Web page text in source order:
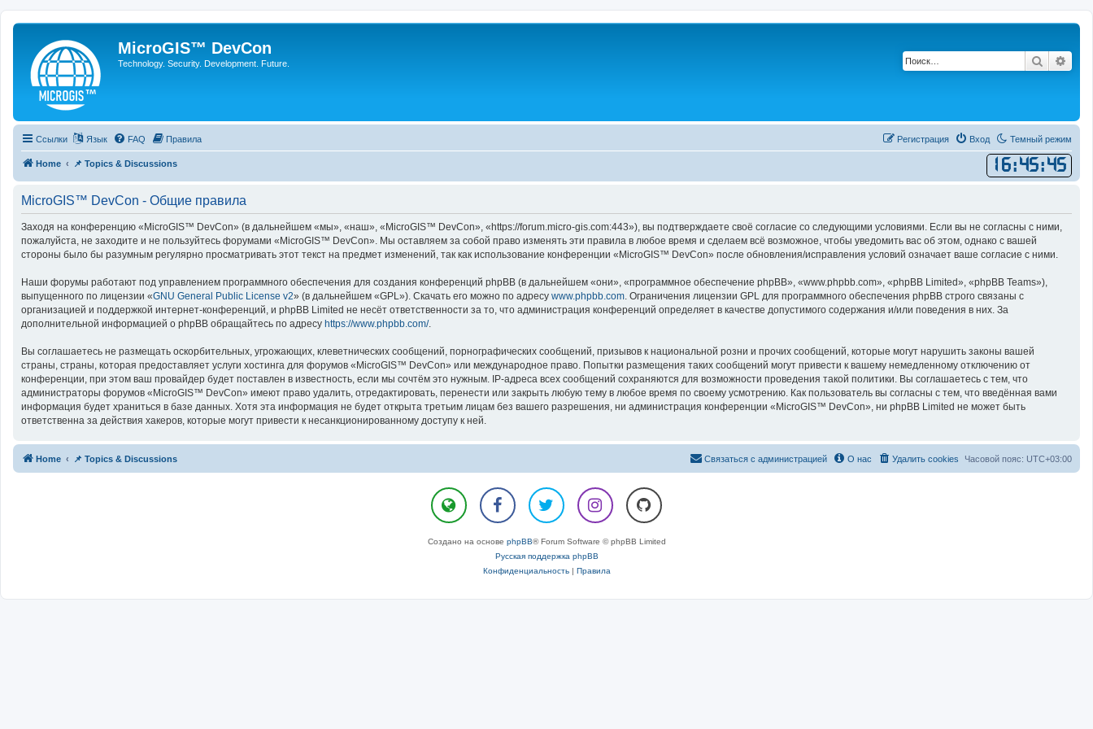
MicroGIS™ DevCon
Technology. Security. Development. Future. Поиск
Ссылки Темный режим
Язык FAQ Правила Вход
Регистрация
Home 📌 Topics & Discussions 16:45:45
MicroGIS™ DevCon - Общие правила
Заходя на конференцию «MicroGIS™ DevCon» (в дальнейшем «мы», «наш», «MicroGIS™ DevCon», «https://forum.micro-gis.com:443»), вы подтверждаете своё согласие со следующими условиями. Если вы не согласны с ними,
пожалуйста, не заходите и не пользуйтесь форумами «MicroGIS™ DevCon». Мы оставляем за собой право изменять эти правила в любое время и сделаем всё возможное, чтобы уведомить вас об этом, однако с вашей
стороны было бы разумным регулярно просматривать этот текст на предмет изменений, так как использование конференции «MicroGIS™ DevCon» после обновления/исправления условий означает ваше согласие с ними.
Наши форумы работают под управлением программного обеспечения для создания конференций phpBB (в дальнейшем «они», «программное обеспечение phpBB», «www.phpbb.com», «phpBB Limited», «phpBB Teams»),
выпущенного по лицензии «GNU General Public License v2» (в дальнейшем «GPL»). Скачать его можно по адресу www.phpbb.com. Ограничения лицензии GPL для программного обеспечения phpBB строго связаны с
организацией и поддержкой интернет-конференций, и phpBB Limited не несёт ответственности за то, что администрация конференций определяет в качестве допустимого содержания и/или поведения в них. За
дополнительной информацией о phpBB обращайтесь по адресу https://www.phpbb.com/.
Вы соглашаетесь не размещать оскорбительных, угрожающих, клеветнических сообщений, порнографических сообщений, призывов к национальной розни и прочих сообщений, которые могут нарушить законы вашей
страны, страны, которая предоставляет услуги хостинга для форумов «MicroGIS™ DevCon» или международное право. Попытки размещения таких сообщений могут привести к вашему немедленному отключению от
конференции, при этом ваш провайдер будет поставлен в известность, если мы сочтём это нужным. IP-адреса всех сообщений сохраняются для возможности проведения такой политики. Вы соглашаетесь с тем, что
администраторы форумов «MicroGIS™ DevCon» имеют право удалить, отредактировать, перенести или закрыть любую тему в любое время по своему усмотрению. Как пользователь вы согласны с тем, что введённая вами
информация будет храниться в базе данных. Хотя эта информация не будет открыта третьим лицам без вашего разрешения, ни администрация конференции «MicroGIS™ DevCon», ни phpBB Limited не может быть
ответственна за действия хакеров, которые могут привести к несанкционированному доступу к ней.
Home 📌 Topics & Discussions Часовой пояс: UTC+03:00
Удалить cookies
О нас
Связаться с администрацией
Создано на основе phpBB® Forum Software © phpBB Limited
Русская поддержка phpBB
Конфиденциальность| Правила